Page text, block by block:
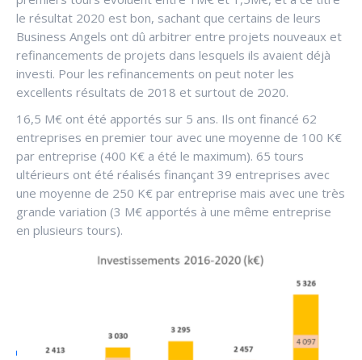
le résultat 2020 est bon, sachant que certains de leurs
Business Angels ont dû arbitrer entre projets nouveaux et
refinancements de projets dans lesquels ils avaient déjà
investi. Pour les refinancements on peut noter les
excellents résultats de 2018 et surtout de 2020.
16,5 M€ ont été apportés sur 5 ans. Ils ont financé 62
entreprises en premier tour avec une moyenne de 100 K€
par entreprise (400 K€ a été le maximum). 65 tours
ultérieurs ont été réalisés finançant 39 entreprises avec
une moyenne de 250 K€ par entreprise mais avec une très
grande variation (3 M€ apportés à une même entreprise
en plusieurs tours).